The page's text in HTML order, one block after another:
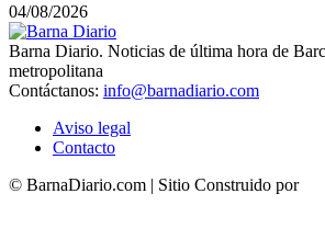
04/08/2026
Barna Diario. Noticias de última hora de
metropolitana
Contáctanos: info@barnadiario.com
Aviso legal
Contacto
© BarnaDiario.com | Sitio Construido por